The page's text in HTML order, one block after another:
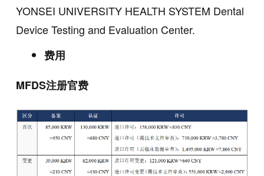
YONSEI UNIVERSITY HEALTH SYSTEM Dental
Device Testing and Evaluation Center.
费用
MFDS注册官费